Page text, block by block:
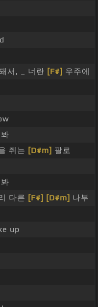
서, _ 너란 [F#] 우주에
쥐는 [D#m] 팔로
다른 [F#] [D#m] 나부
up